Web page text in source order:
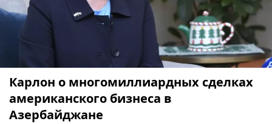
Карлон о многомиллиардных сделках
американского бизнеса в
Азербайджане